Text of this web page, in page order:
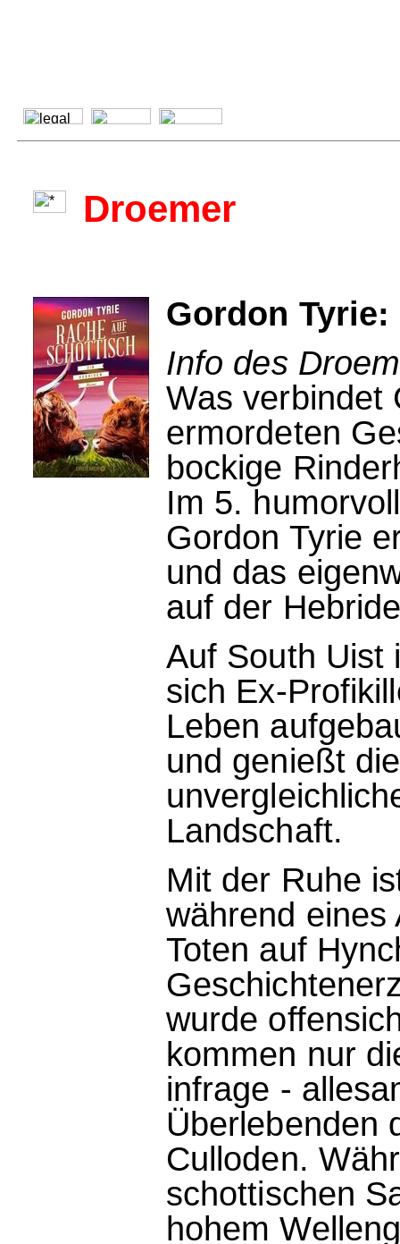
Droemer
Gordon
Info des
Was verbindet
ermordeten
bockige
Im 5.
Gordon Tyrie
und das
auf der
Auf South Uist
sich Ex-
Leben
und genießt
Landschaft.
Mit der Ruhe
während eines
Toten auf
wurde
kommen nur
infrage -
Überlebenden
Culloden.
schottischen
hohem